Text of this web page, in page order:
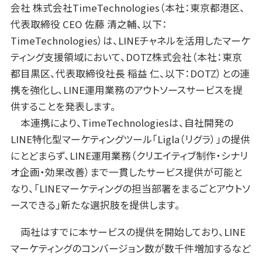
会社 株式会社TimeTechnologies（本社：東京都港区、
代表取締役 CEO 佐藤 清之輔、以下：
TimeTechnologies）は、LINEチャネルを活用したマーケ
ティング支援領域において、DOTZ株式会社（本社：東京
都目黒区、代表取締役社長 稲益 仁、以下：DOTZ）との連
携を強化し、LINE運用業務のアウトソースサービスを提
供することを発表します。
本連携により、TimeTechnologiesは、自社開発の
LINE特化型マーケティングツール「Ligla（リグラ）」の提供
にとどまらず、LINE運用業務（クリエイティブ制作・シナリ
オ企画・効果改善）まで一貫したサービス提供が可能と
なり、「LINEマーケティングの担当部署をまるごとアウトソ
ースできる」新たな選択肢を提供します。
両社はすでに本サービスの提供を開始しており、LINE
マーケティングのコンバージョン数が数千件増加するなど